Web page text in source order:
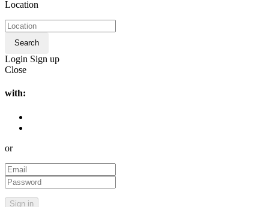
Location
Search
Login Sign up
Close
with:
or